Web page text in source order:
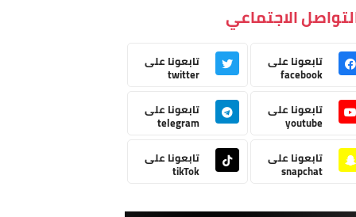
الاجتماعي
تابعونا على
facebook
تابعونا على
twitter
تابعونا على
youtube
تابعونا على
telegram
تابعونا على
snapchat
تابعونا على
tikTok